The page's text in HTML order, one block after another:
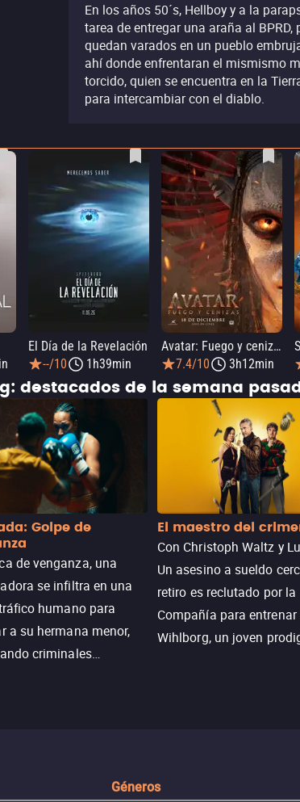
En los años 50´s, Hellboy y a la
tarea de entregar una araña al
quedan varados en un pueblo
ahí donde enfrentaran el mismismo
torcido, quien se encuentra en la
para intercambiar con el diablo.
El Día de la Revelación
--/10
1h39min
Avatar: Fuego y cenizas
7.4/10
3h12min
destacados de la semana
Golpe de
de venganza, una
se infiltra en una
humano para
a su hermana menor,
criminales
El maestro del
Con Christoph Waltz y
Un asesino a sueldo
retiro es reclutado por la
Compañía para entrenar
Wihlborg, un joven
Géneros